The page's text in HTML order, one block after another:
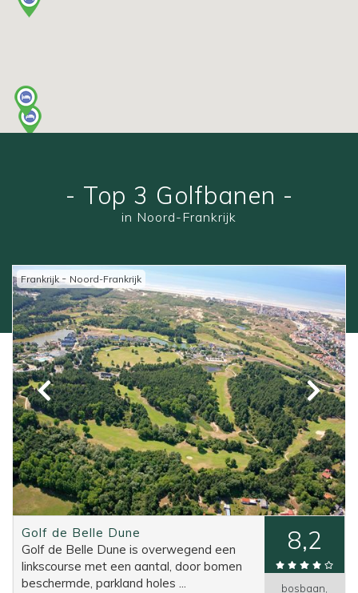
- Top 3 Golfbanen -
in Noord-Frankrijk
Frankrijk- Noord-Frankrijk
Golf de Belle Dune
Golf de Belle Dune is overwegend een
linkscourse met een aantal, door bomen
beschermde, parkland holes ...
8,2
bosbaan,